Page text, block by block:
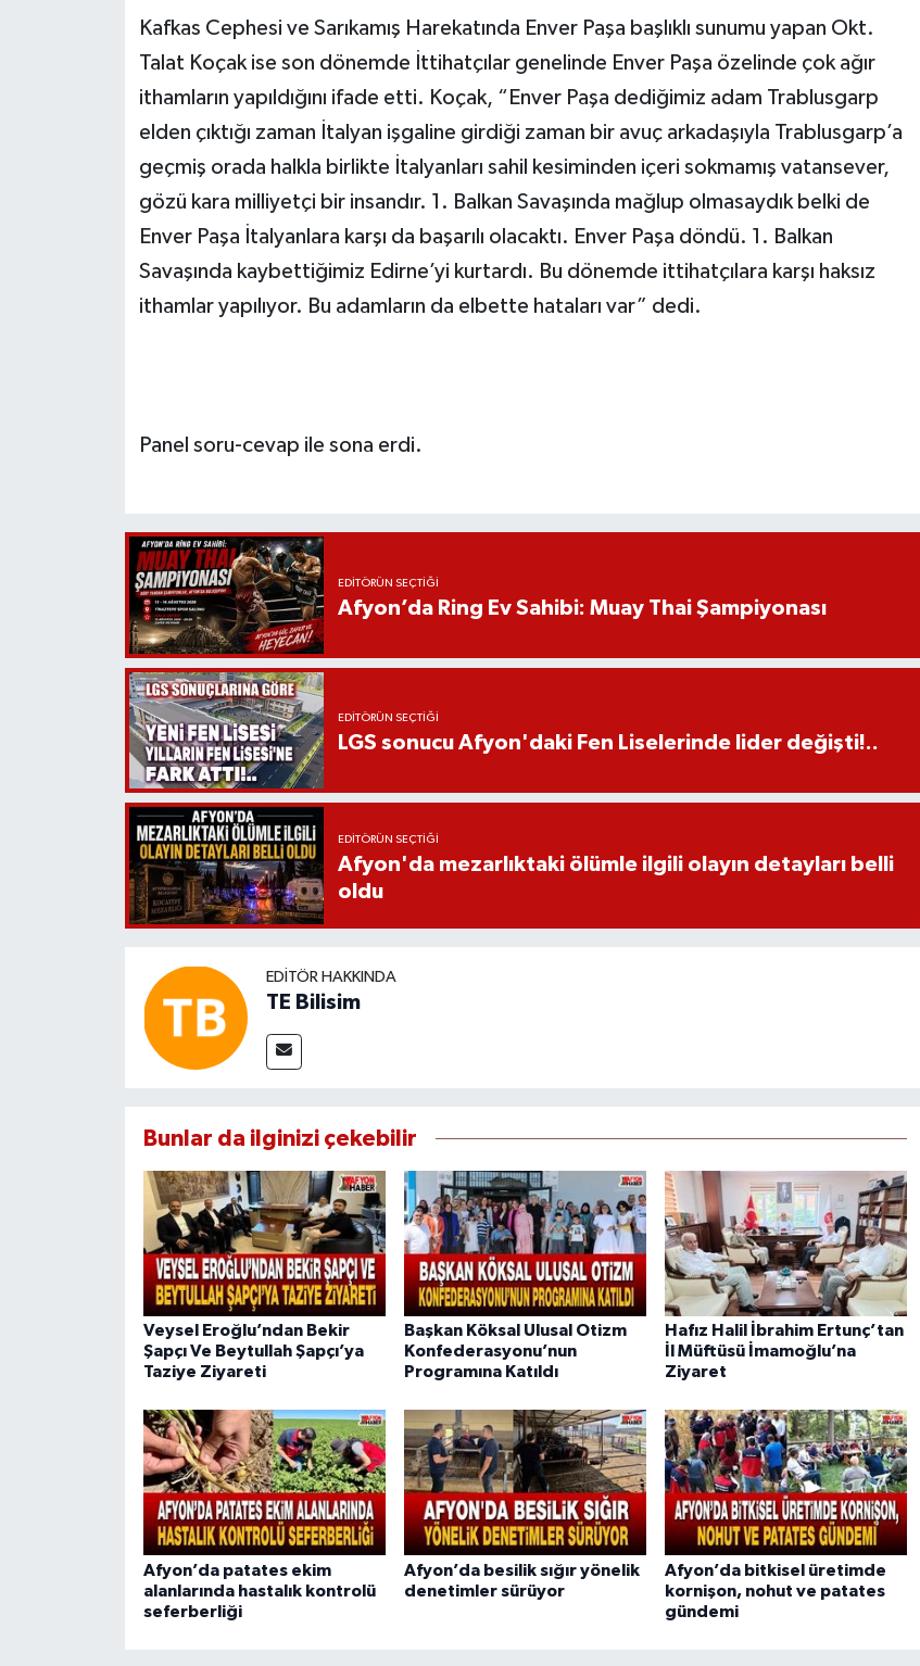
Kafkas Cephesi ve Sarıkamış Harekatında Enver Paşa başlıklı sunumu yapan Okt.
Talat Koçak ise son dönemde İttihatçılar genelinde Enver Paşa özelinde çok ağır
ithamların yapıldığını ifade etti. Koçak, “Enver Paşa dediğimiz adam Trablusgarp
elden çıktığı zaman İtalyan işgaline girdiği zaman bir avuç arkadaşıyla Trablusgarp’a
geçmiş orada halkla birlikte İtalyanları sahil kesiminden içeri sokmamış vatansever,
gözü kara milliyetçi bir insandır. 1. Balkan Savaşında mağlup olmasaydık belki de
Enver Paşa İtalyanlara karşı da başarılı olacaktı. Enver Paşa döndü. 1. Balkan
Savaşında kaybettiğimiz Edirne’yi kurtardı. Bu dönemde ittihatçılara karşı haksız
ithamlar yapılıyor. Bu adamların da elbette hataları var” dedi.
Panel soru-cevap ile sona erdi.
EDITÖRÜN SEÇTIĞI
Afyon’da Ring Ev Sahibi: Muay Thai Şampiyonası
EDITÖRÜN SEÇTIĞI
LGS sonucu Afyon'daki Fen Liselerinde lider değişti!..
EDITÖRÜN SEÇTIĞI
Afyon'da mezarlıktaki ölümle ilgili olayın detayları belli
oldu
EDITÖR HAKKINDA
TE Bilisim
Bunlar da ilginizi çekebilir
Veysel Eroğlu’ndan Bekir
Şapçı Ve Beytullah Şapçı’ya
Taziye Ziyareti
Başkan Köksal Ulusal Otizm
Konfederasyonu’nun
Programına Katıldı
Hafız Halil İbrahim Ertunç’tan
İl Müftüsü İmamoğlu’na
Ziyaret
Afyon’da patates ekim
alanlarında hastalık kontrolü
seferberliği
Afyon’da besilik sığır yönelik
denetimler sürüyor
Afyon’da bitkisel üretimde
kornişon, nohut ve patates
gündemi